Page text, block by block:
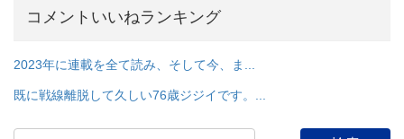
コメントいいねランキング
2023年に連載を全て読み、そして今、ま...
既に戦線離脱して久しい76歳ジジイです。...